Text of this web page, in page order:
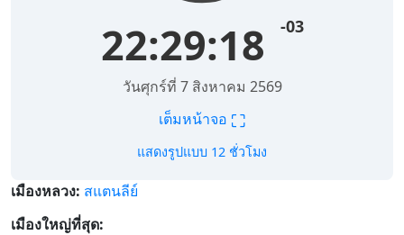
22:29:18 -03
วันศุกร์ที่ 7 สิงหาคม 2569
เต็มหน้าจอ ⛶
แสดงรูปแบบ 12 ชั่วโมง
เมืองหลวง: สแตนลีย์
เมืองใหญ่ที่สุด: